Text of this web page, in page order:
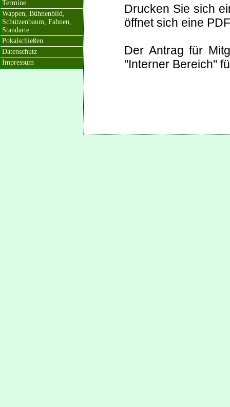
Drucken Sie sich
öffnet sich eine
Der Antrag für
"Interner Bereich"
Termine
Wappen, Bühnenbild,
Schützenbaum, Fahnen,
Standarte
Pokalschießen
Datenschutz
Impressum